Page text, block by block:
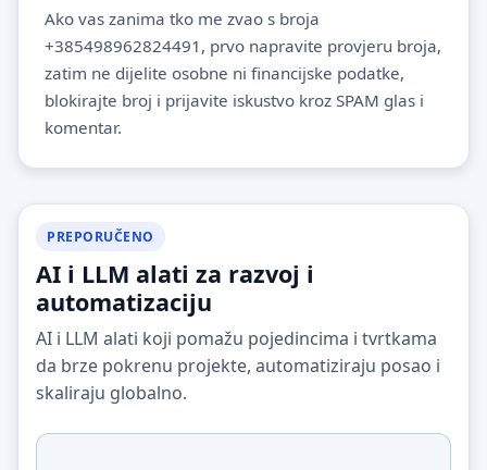
Ako vas zanima tko me zvao s broja
+385498962824491, prvo napravite provjeru broja,
zatim ne dijelite osobne ni financijske podatke,
blokirajte broj i prijavite iskustvo kroz SPAM glas i
komentar.
PREPORUČENO
AI i LLM alati za razvoj i
automatizaciju
AI i LLM alati koji pomažu pojedincima i tvrtkama
da brze pokrenu projekte, automatiziraju posao i
skaliraju globalno.